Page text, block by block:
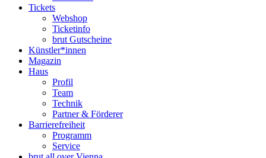
Tickets
Webshop
Ticketinfo
brut Gutscheine
Künstler*innen
Magazin
Haus
Profil
Team
Technik
Partner & Förderer
Barrierefreiheit
Programm
Service